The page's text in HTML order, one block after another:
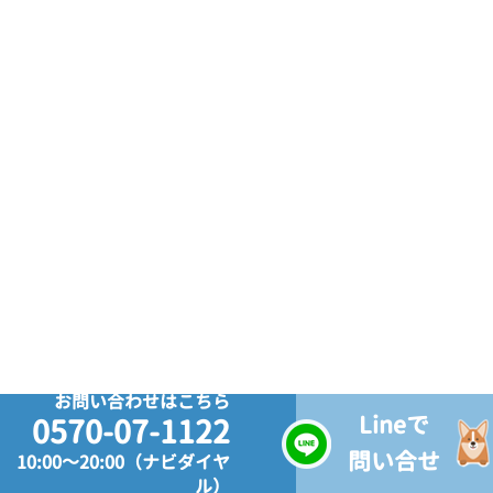
お問い合わせはこちら
0570-07-1122
10:00～20:00（ナビダイヤ
ル）
Lineで
問い合せ